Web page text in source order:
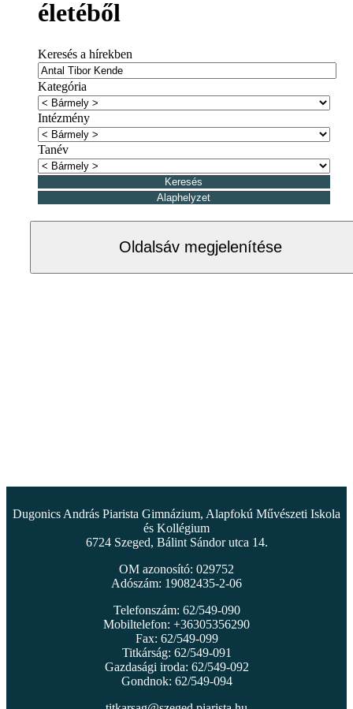
életéből
Keresés a hírekben
Kategória
Intézmény
Tanév
Oldalsáv megjelenítése
Dugonics András Piarista Gimnázium, Alapfokú Művészeti Iskola
és Kollégium
6724 Szeged, Bálint Sándor utca 14.
OM azonosító: 029752
Adószám: 19082435-2-06
Telefonszám: 62/549-090
Mobiltelefon: +36305356290
Fax: 62/549-099
Titkárság: 62/549-091
Gazdasági iroda: 62/549-092
Gondnok: 62/549-094